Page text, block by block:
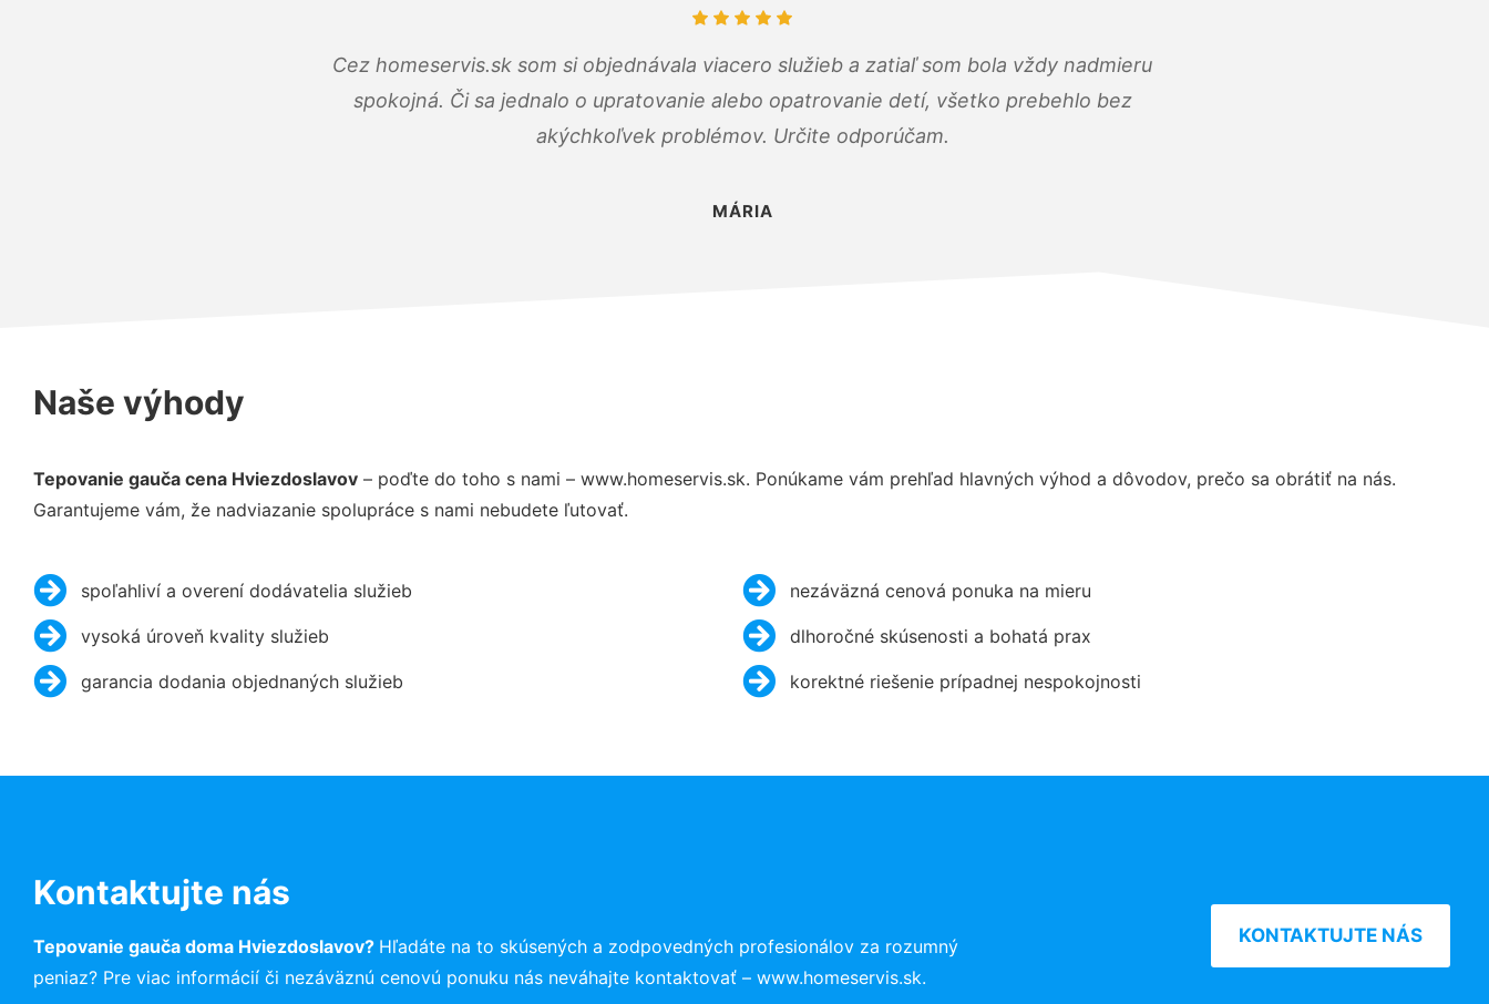
Cez homeservis.sk som si objednávala viacero služieb a zatiaľ som bola vždy nadmieru
spokojná. Či sa jednalo o upratovanie alebo opatrovanie detí, všetko prebehlo bez
akýchkoľvek problémov. Určite odporúčam.
MÁRIA
Naše výhody
Tepovanie gauča cena Hviezdoslavov – poďte do toho s nami – www.homeservis.sk. Ponúkame vám prehľad hlavných výhod a dôvodov, prečo sa obrátiť na nás.
Garantujeme vám, že nadviazanie spolupráce s nami nebudete ľutovať.
spoľahliví a overení dodávatelia služieb
vysoká úroveň kvality služieb
garancia dodania objednaných služieb
nezáväzná cenová ponuka na mieru
dlhoročné skúsenosti a bohatá prax
korektné riešenie prípadnej nespokojnosti
Kontaktujte nás
Tepovanie gauča doma Hviezdoslavov? Hľadáte na to skúsených a zodpovedných profesionálov za rozumný
peniaz? Pre viac informácií či nezáväznú cenovú ponuku nás neváhajte kontaktovať – www.homeservis.sk.
KONTAKTUJTE NÁS